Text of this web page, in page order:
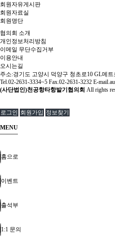
회원자유게시판
회원자료실
회원명단
협의회 소개
개인정보처리방침
이메일 무단수집거부
이용안내
오시는길
주소:경기도 고양시 덕양구 청초로10 GL메
Tel.02-2631-3334~5 Fax.02-2631-3232 E-
(사단법인)천공항타항발기협의회 All rights
로그인 회원가입 정보찾기
MENU
홈으로
이벤트
출석부
1:1 문의